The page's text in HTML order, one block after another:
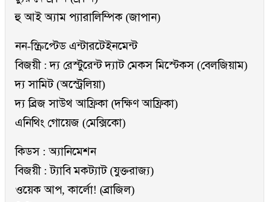
হু আই অ্যাম প্যারালিম্পিক (জাপান)
নন-স্ক্রিপ্টেড এন্টারটেইনমেন্ট
বিজয়ী : দ্য রেস্টুরেন্ট দ্যাট মেকস মিস্টেকস (বেলজিয়াম)
দ্য সামিট (অস্ট্রেলিয়া)
দ্য ব্রিজ সাউথ আফ্রিকা (দক্ষিণ আফ্রিকা)
এনিথিং গোয়েজ (মেক্সিকো)
কিডস : অ্যানিমেশন
বিজয়ী : ট্যাবি মকট্যাট (যুক্তরাজ্য)
ওয়েক আপ, কার্লো! (ব্রাজিল)